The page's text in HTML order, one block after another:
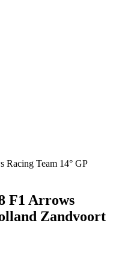
F1 Arrows
Zandvoort